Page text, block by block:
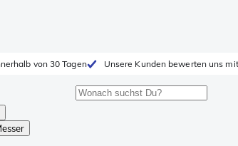
von 30 Tagen Unsere Kunden bewerten uns